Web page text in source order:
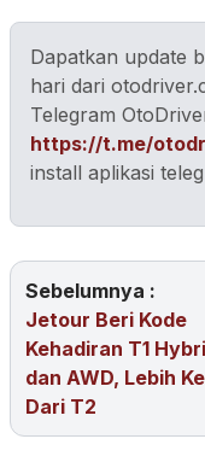
Dapatkan update
hari dari
Telegram
https://t.me/
install aplikasi
Sebelumnya :
Jetour Beri Kode
Kehadiran T1
dan AWD, Lebih
Dari T2